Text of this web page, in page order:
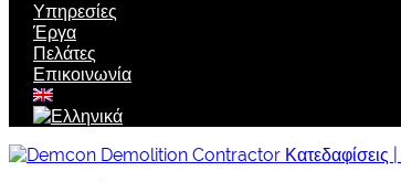
Υπηρεσίες
Έργα
Πελάτες
Επικοινωνία